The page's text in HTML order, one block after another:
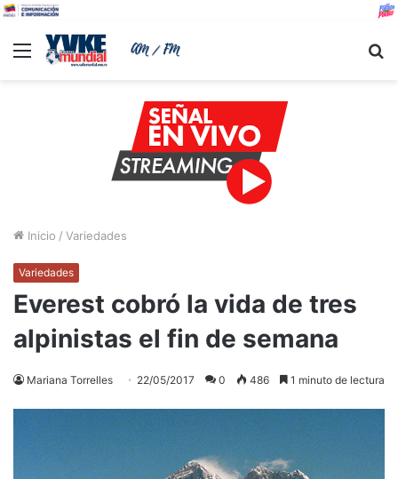
Menu
Inicio / Variedades
Variedades
Everest cobró la vida de tres
alpinistas el fin de semana
Mariana Torrelles 22/05/2017 0 486 1 minuto de lectura